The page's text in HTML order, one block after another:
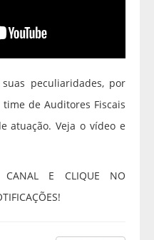
peculiaridades, por
time de Auditores Fiscais
atuação. Veja o vídeo e
CANAL E CLIQUE NO